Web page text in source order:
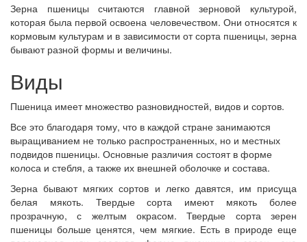
Зерна пшеницы считаются главной зерновой культурой,
которая была первой освоена человечеством. Они относятся к
кормовым культурам и в зависимости от сорта пшеницы, зерна
бывают разной формы и величины.
Виды
Пшеница имеет множество разновидностей, видов и сортов.
Все это благодаря тому, что в каждой стране занимаются
выращиванием не только распространенных, но и местных
подвидов пшеницы. Основные различия состоят в форме
колоса и стебля, а также их внешней оболочке и состава.
Зерна бывают мягких сортов и легко давятся, им присуща
белая мякоть. Твердые сорта имеют мякоть более
прозрачную, с желтым окрасом. Твердые сорта зерен
пшеницы больше ценятся, чем мягкие. Есть в природе еще